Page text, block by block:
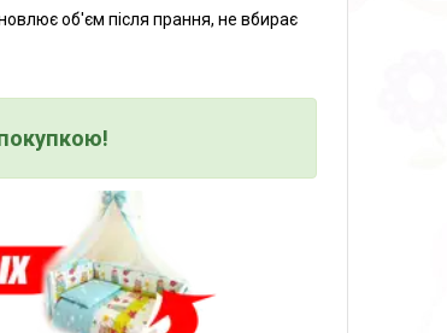
об'єм після прання, не вбирає